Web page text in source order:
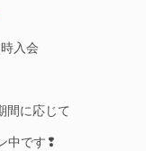
入会
間に応じて
中です❢